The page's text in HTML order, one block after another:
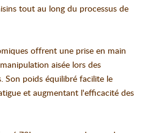
tout au long du processus de
offrent une prise en main
aisée lors des
Son poids équilibré facilite le
et augmentant l'efficacité des